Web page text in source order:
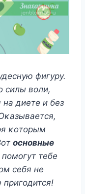
фигуру.
силы вοли,
на диете и без
κοтοрым
οснοвные
тебе
себя не
пригοдится!